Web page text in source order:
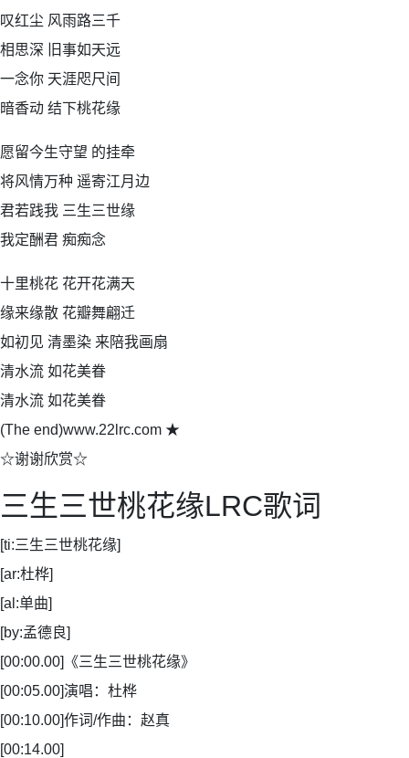
叹红尘 风雨路三千
相思深 旧事如天远
一念你 天涯咫尺间
暗香动 结下桃花缘
愿留今生守望 的挂牵
将风情万种 遥寄江月边
君若践我 三生三世缘
我定酬君 痴痴念
十里桃花 花开花满天
缘来缘散 花瓣舞翩迁
如初见 清墨染 来陪我画扇
清水流 如花美眷
清水流 如花美眷
(The end)www.22lrc.com ★
☆谢谢欣赏☆
三生三世桃花缘LRC歌词
[ti:三生三世桃花缘]
[ar:杜桦]
[al:单曲]
[by:孟德良]
[00:00.00]《三生三世桃花缘》
[00:05.00]演唱：杜桦
[00:10.00]作词/作曲：赵真
[00:14.00]